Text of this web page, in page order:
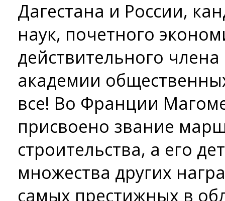
Дагестана и России,
наук, почетного
действительного
академии
все! Во Франции
присвоено звание
строительства, а его
множества других
самых престижных в